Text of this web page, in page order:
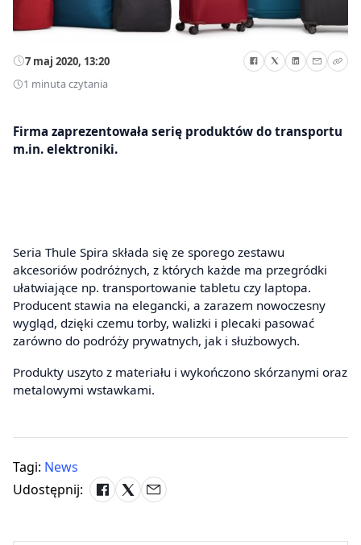
7 maj 2020, 13:20
1 minuta czytania
Firma zaprezentowała serię produktów do transportu
m.in. elektroniki.
Seria Thule Spira składa się ze sporego zestawu
akcesoriów podróżnych, z których każde ma przegródki
ułatwiające np. transportowanie tabletu czy laptopa.
Producent stawia na elegancki, a zarazem nowoczesny
wygląd, dzięki czemu torby, walizki i plecaki pasować
zarówno do podróży prywatnych, jak i służbowych.
Produkty uszyto z materiału i wykończono skórzanymi oraz
metalowymi wstawkami.
Tagi: News
Udostępnij: